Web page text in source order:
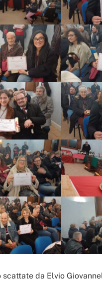
scattate da Elvio